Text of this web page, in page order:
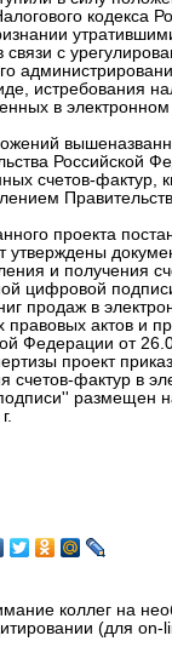
кодекса
с
истребования
в электронном
Российской
счетов-фактур,
проекта
утверждены
и получения
цифровой
продаж в
правовых актов и
Федерации от
проект
счетов-фактур в
размещен
коллег на
(для on-